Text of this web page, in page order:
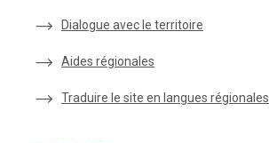
Dialogue avec le territoire
Aides régionales
Traduire le site en langues régionales